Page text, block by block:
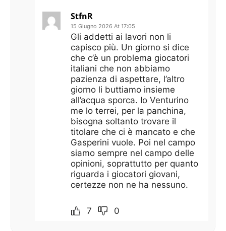
StfnR
15 Giugno 2026 At 17:05
Gli addetti ai lavori non li
capisco più. Un giorno si dice
che c’è un problema giocatori
italiani che non abbiamo
pazienza di aspettare, l’altro
giorno li buttiamo insieme
all’acqua sporca. Io Venturino
me lo terrei, per la panchina,
bisogna soltanto trovare il
titolare che ci è mancato e che
Gasperini vuole. Poi nel campo
siamo sempre nel campo delle
opinioni, soprattutto per quanto
riguarda i giocatori giovani,
certezze non ne ha nessuno.
7 0